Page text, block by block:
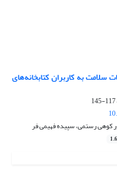
سلامت به کاربران کتابخانه‌­های
117-145
کوهی رستمی، سپیده فهیمی فر